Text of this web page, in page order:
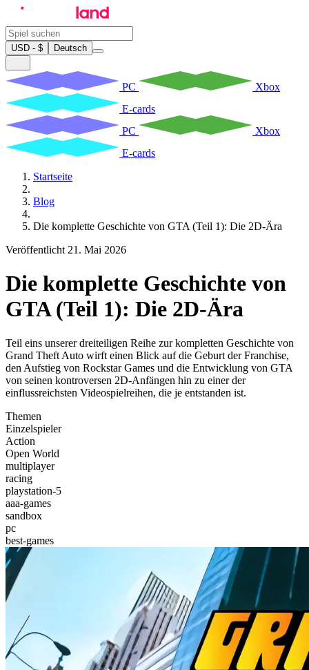
USD - $ Deutsch
PC
Xbox
E-cards
PC
Xbox
E-cards
Startseite
Blog
Die komplette Geschichte von GTA (Teil 1): Die 2D-Ära
Veröffentlicht 21. Mai 2026
Die komplette Geschichte von
GTA (Teil 1): Die 2D-Ära
Teil eins unserer dreiteiligen Reihe zur kompletten Geschichte von
Grand Theft Auto wirft einen Blick auf die Geburt der Franchise,
den Aufstieg von Rockstar Games und die Entwicklung von GTA
von seinen kontroversen 2D-Anfängen hin zu einer der
einflussreichsten Videospielreihen, die je entstanden ist.
Themen
Einzelspieler
Action
Open World
multiplayer
racing
playstation-5
aaa-games
sandbox
pc
best-games